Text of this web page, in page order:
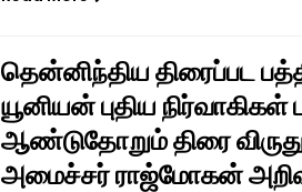
தென்னிந்திய திரைப்பட
யூனியன் புதிய நிர்வாகிகள்
ஆண்டுதோறும் திரை
அமைச்சர் ராஜ்மோகன்